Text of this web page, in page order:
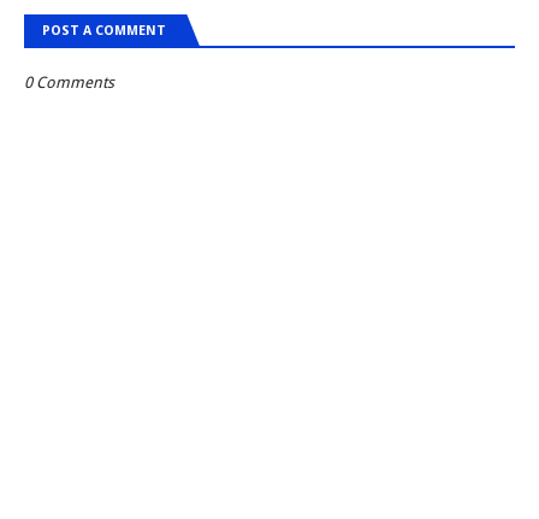
POST A COMMENT
0 Comments